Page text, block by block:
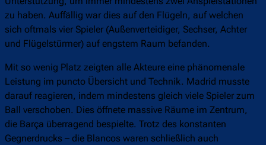
zu haben. Auffällig war dies auf den Flügeln, auf welchen
sich oftmals vier Spieler (Außenverteidiger, Sechser, Achter
und Flügelstürmer) auf engstem Raum befanden.
Mit so wenig Platz zeigten alle Akteure eine phänomenale
Leistung im puncto Übersicht und Technik. Madrid musste
darauf reagieren, indem mindestens gleich viele Spieler zum
Ball verschoben. Dies öffnete massive Räume im Zentrum,
die Barça überragend bespielte. Trotz des konstanten
Gegnerdrucks – die Blancos waren schließlich auch